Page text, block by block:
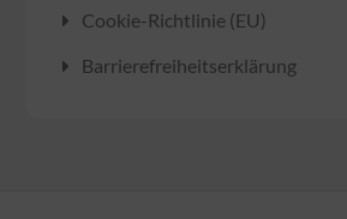
Cookie-Richtlinie (EU)
Barrierefreiheitserklärung